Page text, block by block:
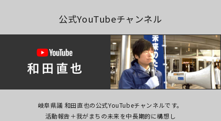
公式YouTubeチャンネル
岐阜県議 和田直也の公式YouTubeチャンネルです。
活動報告＋我がまちの未来を中長期的に構想し